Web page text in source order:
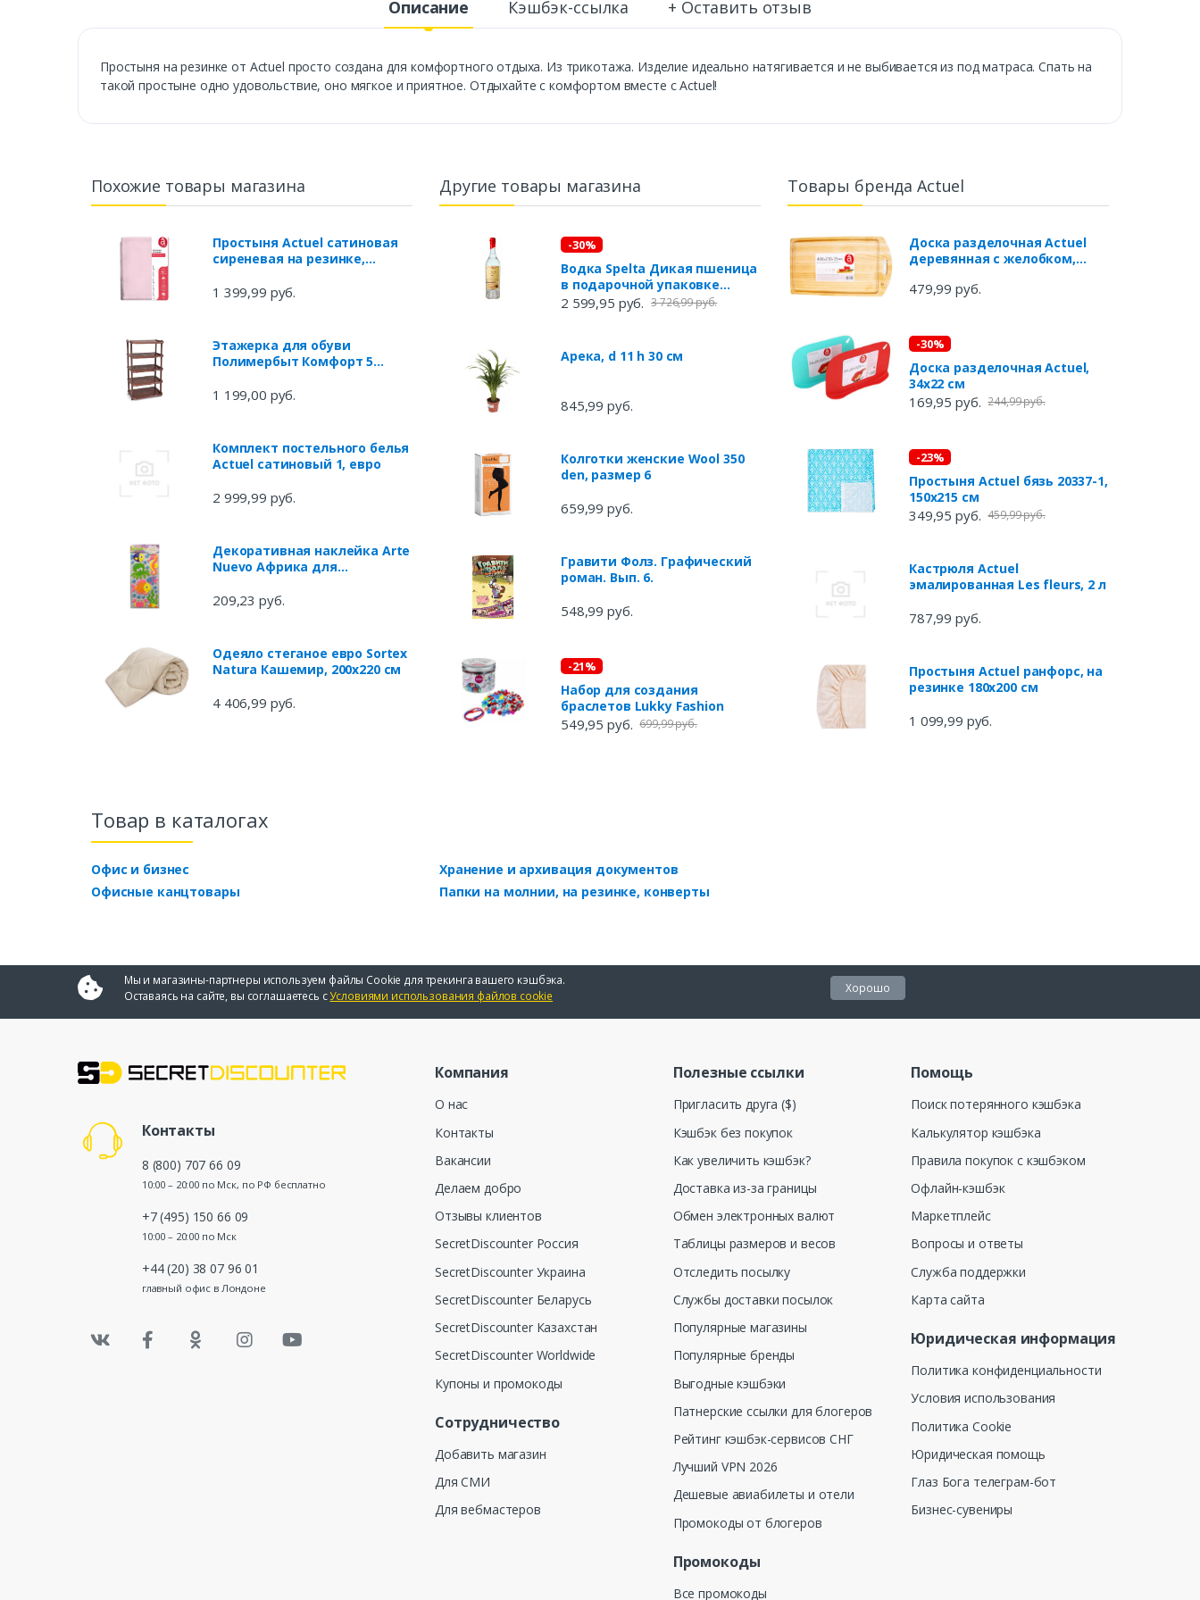
Описание Кэшбэк-ссылка + Оставить отзыв
Простыня на резинке от Actuel просто создана для комфортного отдыха. Из трикотажа. Изделие идеально натягивается и не выбивается из под матраса. Спать на
такой простыне одно удовольствие, оно мягкое и приятное. Отдыхайте с комфортом вместе с Actuel!
Похожие товары магазина
Простыня Actuel сатиновая
сиреневая на резинке,
1 399,99 руб.
Этажерка для обуви
Полимербыт Комфорт 5
1 199,00 руб.
Комплект постельного белья
Actuel сатиновый 1, евро
2 999,99 руб.
Декоративная наклейка Arte
Nuevo Африка для
30х67 см
209,23 руб.
Одеяло стеганое евро Sortex
Natura Кашемир, 200x220 см
4 406,99 руб.
Другие товары магазина
-30%
Водка Spelta Дикая пшеница
в подарочной упаковке
Россия, 0,7 л
2 599,95 руб. 3 726,99 руб.
Арека, d 11 h 30 см
845,99 руб.
Колготки женские Wool 350
den, размер 6
659,99 руб.
Гравити Фолз. Графический
роман. Вып. 6.
548,99 руб.
-21%
Набор для создания
браслетов Lukky Fashion
549,95 руб. 699,99 руб.
Товары бренда Actuel
Доска разделочная Actuel
деревянная с желобком,
479,99 руб.
-30%
Доска разделочная Actuel,
34х22 см
169,95 руб. 244,99 руб.
-23%
Простыня Actuel бязь 20337-1,
150x215 см
349,95 руб. 459,99 руб.
Кастрюля Actuel
эмалированная Les fleurs, 2 л
787,99 руб.
Простыня Actuel ранфорс, на
резинке 180х200 см
1 099,99 руб.
Товар в каталогах
Офис и бизнес
Офисные канцтовары
Хранение и архивация документов
Папки на молнии, на резинке, конверты
Мы и магазины-партнеры используем файлы Cookie для трекинга вашего кэшбэка.
Оставаясь на сайте, вы соглашаетесь сУсловиями использования файлов cookie
Хорошо
Контакты
8 (800) 707 66 09
10:00 – 20:00 по Мск, по РФ бесплатно
+7 (495) 150 66 09
10:00 – 20:00 по Мск
+44 (20) 38 07 96 01
главный офис в Лондоне
Компания
О нас
Контакты
Вакансии
Делаем добро
Отзывы клиентов
SecretDiscounter Россия
SecretDiscounter Украина
SecretDiscounter Беларусь
SecretDiscounter Казахстан
SecretDiscounter Worldwide
Купоны и промокоды
Сотрудничество
Добавить магазин
Для СМИ
Для вебмастеров
Полезные ссылки
Пригласить друга ($)
Кэшбэк без покупок
Как увеличить кэшбэк?
Доставка из-за границы
Обмен электронных валют
Таблицы размеров и весов
Отследить посылку
Службы доставки посылок
Популярные магазины
Популярные бренды
Выгодные кэшбэки
Патнерские ссылки для блогеров
Рейтинг кэшбэк-сервисов СНГ
Лучший VPN 2026
Дешевые авиабилеты и отели
Промокоды от блогеров
Промокоды
Все промокоды
Помощь
Поиск потерянного кэшбэка
Калькулятор кэшбэка
Правила покупок с кэшбэком
Офлайн-кэшбэк
Маркетплейс
Вопросы и ответы
Служба поддержки
Карта сайта
Юридическая информация
Политика конфиденциальности
Условия использования
Политика Cookie
Юридическая помощь
Глаз Бога телеграм-бот
Бизнес-сувениры